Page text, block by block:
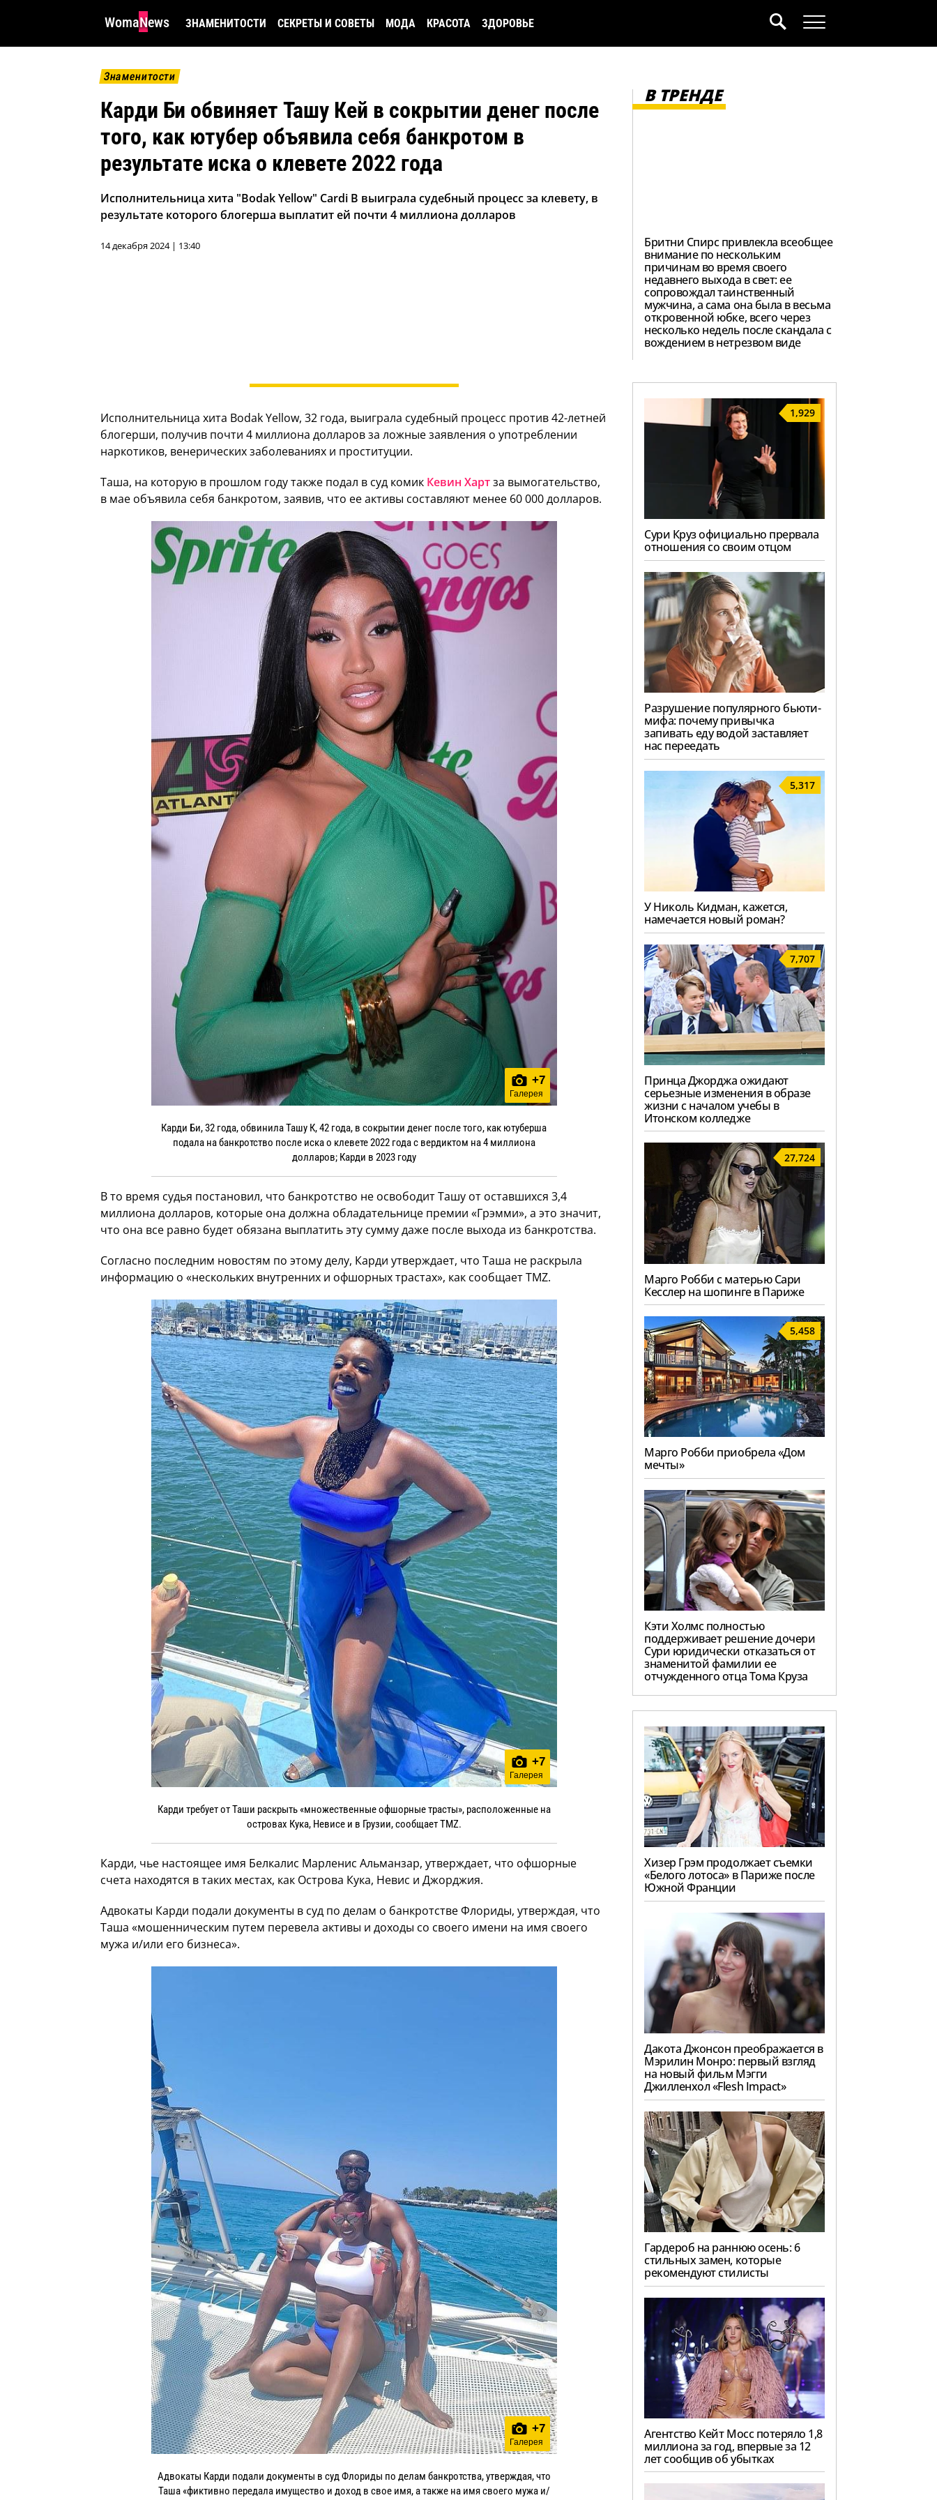
WomaNews ЗНАМЕНИТОСТИ СЕКРЕТЫ И СОВЕТЫ МОДА КРАСОТА ЗДОРОВЬЕ
Знаменитости
Карди Би обвиняет Ташу Кей в сокрытии денег после
того, как ютубер объявила себя банкротом в
результате иска о клевете 2022 года
Исполнительница хита "Bodak Yellow" Cardi B выиграла судебный процесс за клевету, в
результате которого блогерша выплатит ей почти 4 миллиона долларов
14 декабря 2024 | 13:40
Исполнительница хита Bodak Yellow, 32 года, выиграла судебный процесс против 42-летней
блогерши, получив почти 4 миллиона долларов за ложные заявления о употреблении
наркотиков, венерических заболеваниях и проституции.
Таша, на которую в прошлом году также подал в суд комик Кевин Хартза вымогательство,
в мае объявила себя банкротом, заявив, что ее активы составляют менее 60 000 долларов.
+7
Галерея
Карди Би, 32 года, обвинила Ташу К, 42 года, в сокрытии денег после того, как ютуберша
подала на банкротство после иска о клевете 2022 года с вердиктом на 4 миллиона
долларов; Карди в 2023 году
В то время судья постановил, что банкротство не освободит Ташу от оставшихся 3,4
миллиона долларов, которые она должна обладательнице премии «Грэмми», а это значит,
что она все равно будет обязана выплатить эту сумму даже после выхода из банкротства.
Согласно последним новостям по этому делу, Карди утверждает, что Таша не раскрыла
информацию о «нескольких внутренних и офшорных трастах», как сообщает TMZ.
+7
Галерея
Карди требует от Таши раскрыть «множественные офшорные трасты», расположенные на
островах Кука, Невисе и в Грузии, сообщает TMZ.
Карди, чье настоящее имя Белкалис Марленис Альманзар, утверждает, что офшорные
счета находятся в таких местах, как Острова Кука, Невис и Джорджия.
Адвокаты Карди подали документы в суд по делам о банкротстве Флориды, утверждая, что
Таша «мошенническим путем перевела активы и доходы со своего имени на имя своего
мужа и/или его бизнеса».
+7
Галерея
Адвокаты Карди подали документы в суд Флориды по делам банкротства, утверждая, что
Таша «фиктивно передала имущество и доход в свое имя, а также на имя своего мужа и/
В ТРЕНДЕ
Бритни Спирс привлекла всеобщее
внимание по нескольким
причинам во время своего
недавнего выхода в свет: ее
сопровождал таинственный
мужчина, а сама она была в весьма
откровенной юбке, всего через
несколько недель после скандала с
вождением в нетрезвом виде
1,929
Сури Круз официально прервала
отношения со своим отцом
Разрушение популярного бьюти-
мифа: почему привычка
запивать еду водой заставляет
нас переедать
5,317
У Николь Кидман, кажется,
намечается новый роман?
7,707
Принца Джорджа ожидают
серьезные изменения в образе
жизни с началом учебы в
Итонском колледже
27,724
Марго Робби с матерью Сари
Кесслер на шопинге в Париже
5,458
Марго Робби приобрела «Дом
мечты»
Кэти Холмс полностью
поддерживает решение дочери
Сури юридически отказаться от
знаменитой фамилии ее
отчужденного отца Тома Круза
Хизер Грэм продолжает съемки
«Белого лотоса» в Париже после
Южной Франции
Дакота Джонсон преображается в
Мэрилин Монро: первый взгляд
на новый фильм Мэгги
Джилленхол «Flesh Impact»
Гардероб на раннюю осень: 6
стильных замен, которые
рекомендуют стилисты
Агентство Кейт Мосс потеряло 1,8
миллиона за год, впервые за 12
лет сообщив об убытках